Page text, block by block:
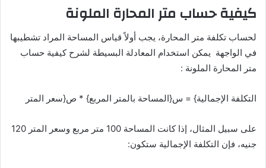
كيفية حساب متر المحارة الملونة
لحساب تكلفة متر المحارة، يجب أولاً قياس المساحة المراد تشطيبها
في الواجهة يمكن استخدام المعادلة البسيطة لشرح كيفية حساب
متر المحارة الملونة :
التكلفة الإجمالية} = س{المساحة بالمتر المربع} * ص{سعر المتر
على سبيل المثال، إذا كانت المساحة 100 متر مربع وسعر المتر 120
جنيه، فإن التكلفة الإجمالية ستكون: